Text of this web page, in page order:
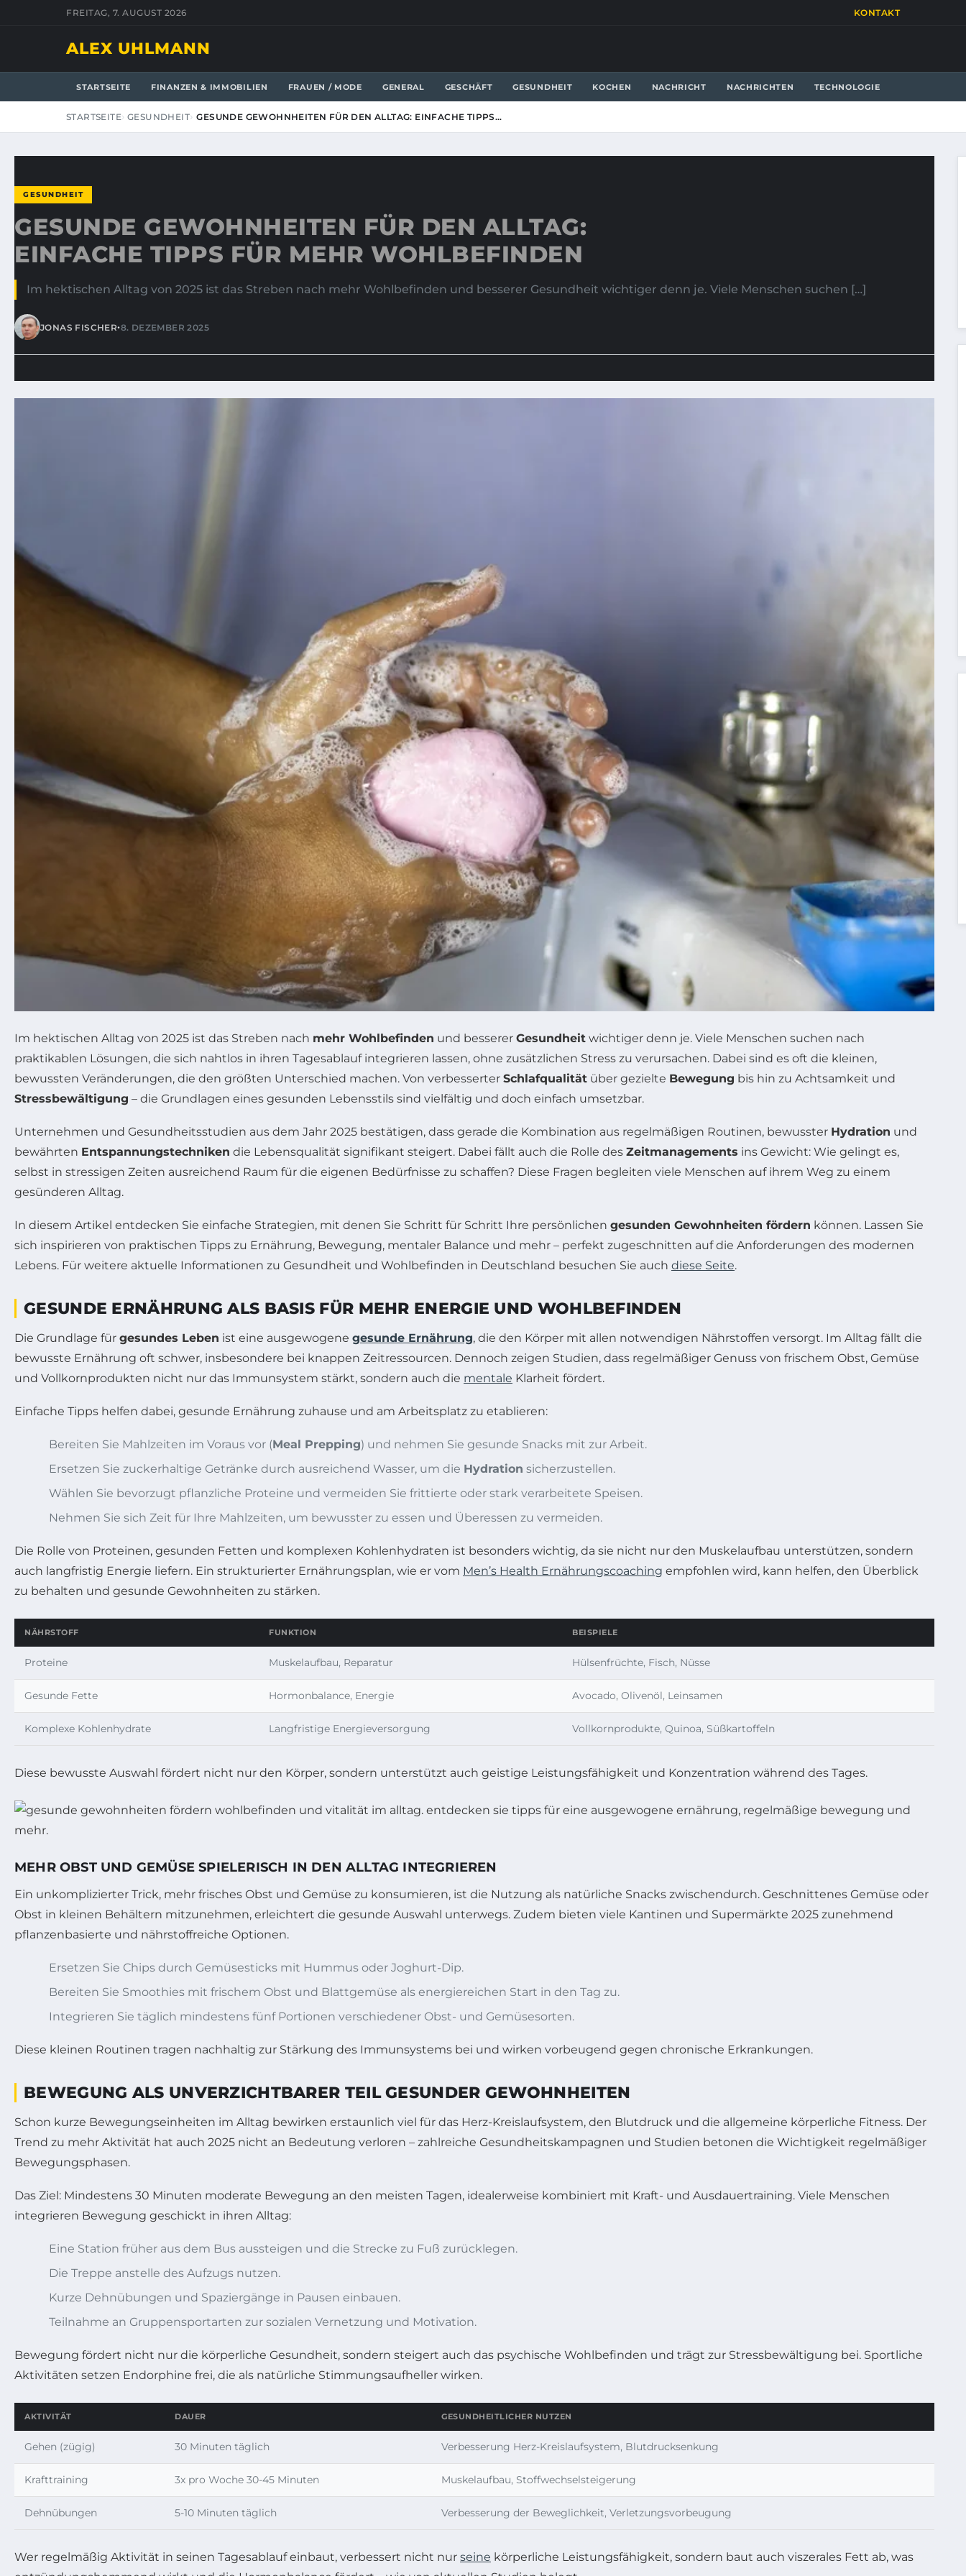
FREITAG, 7. AUGUST 2026 KONTAKT
ALEX UHLMANN
STARTSEITE FINANZEN & IMMOBILIEN FRAUEN / MODE GENERAL GESCHÄFT GESUNDHEIT KOCHEN NACHRICHT NACHRICHTEN TECHNOLOGIE
STARTSEITE GESUNDHEIT GESUNDE GEWOHNHEITEN FÜR DEN ALLTAG: EINFACHE TIPPS…
GESUNDHEIT
GESUNDE GEWOHNHEITEN FÜR DEN ALLTAG:
EINFACHE TIPPS FÜR MEHR WOHLBEFINDEN
Im hektischen Alltag von 2025 ist das Streben nach mehr Wohlbefinden und besserer Gesundheit wichtiger denn je. Viele Menschen suchen […]
JONAS FISCHER•8. DEZEMBER 2025
Im hektischen Alltag von 2025 ist das Streben nach mehr Wohlbefinden und besserer Gesundheit wichtiger denn je. Viele Menschen suchen nach
praktikablen Lösungen, die sich nahtlos in ihren Tagesablauf integrieren lassen, ohne zusätzlichen Stress zu verursachen. Dabei sind es oft die kleinen,
bewussten Veränderungen, die den größten Unterschied machen. Von verbesserter Schlafqualität über gezielte Bewegung bis hin zu Achtsamkeit und
Stressbewältigung – die Grundlagen eines gesunden Lebensstils sind vielfältig und doch einfach umsetzbar.
Unternehmen und Gesundheitsstudien aus dem Jahr 2025 bestätigen, dass gerade die Kombination aus regelmäßigen Routinen, bewusster Hydration und
bewährten Entspannungstechniken die Lebensqualität signifikant steigert. Dabei fällt auch die Rolle des Zeitmanagements ins Gewicht: Wie gelingt es,
selbst in stressigen Zeiten ausreichend Raum für die eigenen Bedürfnisse zu schaffen? Diese Fragen begleiten viele Menschen auf ihrem Weg zu einem
gesünderen Alltag.
In diesem Artikel entdecken Sie einfache Strategien, mit denen Sie Schritt für Schritt Ihre persönlichen gesunden Gewohnheiten fördern können. Lassen Sie
sich inspirieren von praktischen Tipps zu Ernährung, Bewegung, mentaler Balance und mehr – perfekt zugeschnitten auf die Anforderungen des modernen
Lebens. Für weitere aktuelle Informationen zu Gesundheit und Wohlbefinden in Deutschland besuchen Sie auch diese Seite.
GESUNDE ERNÄHRUNG ALS BASIS FÜR MEHR ENERGIE UND WOHLBEFINDEN
Die Grundlage für gesundes Leben ist eine ausgewogene gesunde Ernährung, die den Körper mit allen notwendigen Nährstoffen versorgt. Im Alltag fällt die
bewusste Ernährung oft schwer, insbesondere bei knappen Zeitressourcen. Dennoch zeigen Studien, dass regelmäßiger Genuss von frischem Obst, Gemüse
und Vollkornprodukten nicht nur das Immunsystem stärkt, sondern auch die mentale Klarheit fördert.
Einfache Tipps helfen dabei, gesunde Ernährung zuhause und am Arbeitsplatz zu etablieren:
Bereiten Sie Mahlzeiten im Voraus vor (Meal Prepping) und nehmen Sie gesunde Snacks mit zur Arbeit.
Ersetzen Sie zuckerhaltige Getränke durch ausreichend Wasser, um die Hydration sicherzustellen.
Wählen Sie bevorzugt pflanzliche Proteine und vermeiden Sie frittierte oder stark verarbeitete Speisen.
Nehmen Sie sich Zeit für Ihre Mahlzeiten, um bewusster zu essen und Überessen zu vermeiden.
Die Rolle von Proteinen, gesunden Fetten und komplexen Kohlenhydraten ist besonders wichtig, da sie nicht nur den Muskelaufbau unterstützen, sondern
auch langfristig Energie liefern. Ein strukturierter Ernährungsplan, wie er vom Men’s Health Ernährungscoaching empfohlen wird, kann helfen, den Überblick
zu behalten und gesunde Gewohnheiten zu stärken.
NÄHRSTOFF FUNKTION BEISPIELE
Proteine Muskelaufbau, Reparatur Hülsenfrüchte, Fisch, Nüsse
Gesunde Fette Hormonbalance, Energie Avocado, Olivenöl, Leinsamen
Komplexe Kohlenhydrate Langfristige Energieversorgung Vollkornprodukte, Quinoa, Süßkartoffeln
Diese bewusste Auswahl fördert nicht nur den Körper, sondern unterstützt auch geistige Leistungsfähigkeit und Konzentration während des Tages.
MEHR OBST UND GEMÜSE SPIELERISCH IN DEN ALLTAG INTEGRIEREN
Ein unkomplizierter Trick, mehr frisches Obst und Gemüse zu konsumieren, ist die Nutzung als natürliche Snacks zwischendurch. Geschnittenes Gemüse oder
Obst in kleinen Behältern mitzunehmen, erleichtert die gesunde Auswahl unterwegs. Zudem bieten viele Kantinen und Supermärkte 2025 zunehmend
pflanzenbasierte und nährstoffreiche Optionen.
Ersetzen Sie Chips durch Gemüsesticks mit Hummus oder Joghurt-Dip.
Bereiten Sie Smoothies mit frischem Obst und Blattgemüse als energiereichen Start in den Tag zu.
Integrieren Sie täglich mindestens fünf Portionen verschiedener Obst- und Gemüsesorten.
Diese kleinen Routinen tragen nachhaltig zur Stärkung des Immunsystems bei und wirken vorbeugend gegen chronische Erkrankungen.
BEWEGUNG ALS UNVERZICHTBARER TEIL GESUNDER GEWOHNHEITEN
Schon kurze Bewegungseinheiten im Alltag bewirken erstaunlich viel für das Herz-Kreislaufsystem, den Blutdruck und die allgemeine körperliche Fitness. Der
Trend zu mehr Aktivität hat auch 2025 nicht an Bedeutung verloren – zahlreiche Gesundheitskampagnen und Studien betonen die Wichtigkeit regelmäßiger
Bewegungsphasen.
Das Ziel: Mindestens 30 Minuten moderate Bewegung an den meisten Tagen, idealerweise kombiniert mit Kraft- und Ausdauertraining. Viele Menschen
integrieren Bewegung geschickt in ihren Alltag:
Eine Station früher aus dem Bus aussteigen und die Strecke zu Fuß zurücklegen.
Die Treppe anstelle des Aufzugs nutzen.
Kurze Dehnübungen und Spaziergänge in Pausen einbauen.
Teilnahme an Gruppensportarten zur sozialen Vernetzung und Motivation.
Bewegung fördert nicht nur die körperliche Gesundheit, sondern steigert auch das psychische Wohlbefinden und trägt zur Stressbewältigung bei. Sportliche
Aktivitäten setzen Endorphine frei, die als natürliche Stimmungsaufheller wirken.
AKTIVITÄT DAUER GESUNDHEITLICHER NUTZEN
Gehen (zügig) 30 Minuten täglich Verbesserung Herz-Kreislaufsystem, Blutdrucksenkung
Krafttraining 3x pro Woche 30-45 Minuten Muskelaufbau, Stoffwechselsteigerung
Dehnübungen 5-10 Minuten täglich Verbesserung der Beweglichkeit, Verletzungsvorbeugung
Wer regelmäßig Aktivität in seinen Tagesablauf einbaut, verbessert nicht nur seine körperliche Leistungsfähigkeit, sondern baut auch viszerales Fett ab, was